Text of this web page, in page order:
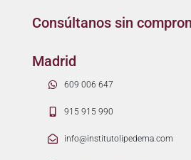
Consúltanos sin
Madrid
609 006 647
915 915 990
info@institutolipedema.com